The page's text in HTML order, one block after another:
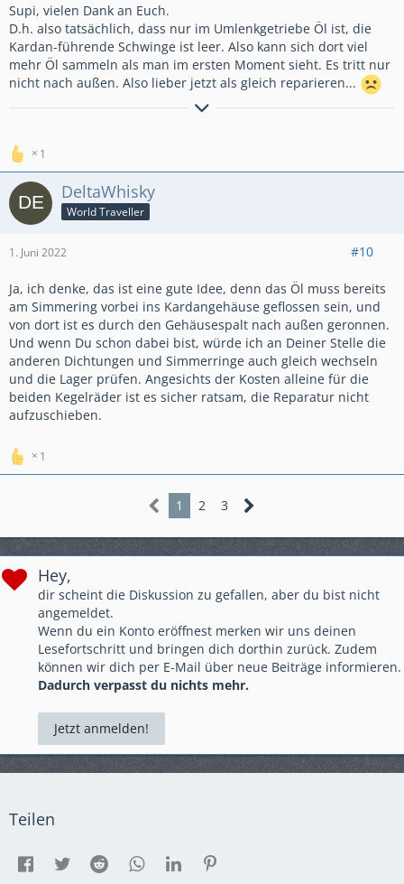
Supi, vielen Dank an Euch.
D.h. also tatsächlich, dass nur im Umlenkgetriebe Öl ist, die
Kardan-führende Schwinge ist leer. Also kann sich dort viel
mehr Öl sammeln als man im ersten Moment sieht. Es tritt nur
nicht nach außen. Also lieber jetzt als gleich reparieren...
Jeden Morgen Motorsport trainiert das rechte Handgelenk!
1
DeltaWhisky
World Traveller
1. Juni 2022 #10
Ja, ich denke, das ist eine gute Idee, denn das Öl muss bereits
am Simmering vorbei ins Kardangehäuse geflossen sein, und
von dort ist es durch den Gehäusespalt nach außen geronnen.
Und wenn Du schon dabei bist, würde ich an Deiner Stelle die
anderen Dichtungen und Simmerringe auch gleich wechseln
und die Lager prüfen. Angesichts der Kosten alleine für die
beiden Kegelräder ist es sicher ratsam, die Reparatur nicht
aufzuschieben.
1
1 2 3
Hey,
dir scheint die Diskussion zu gefallen, aber du bist nicht
angemeldet.
Wenn du ein Konto eröffnest merken wir uns deinen
Lesefortschritt und bringen dich dorthin zurück. Zudem
können wir dich per E-Mail über neue Beiträge informieren.
Dadurch verpasst du nichts mehr.
Jetzt anmelden!
Teilen